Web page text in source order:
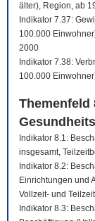
älter), Region, ab
Indikator 7.37:
100.000
2000
Indikator 7.38:
100.000
Themenfeld
Indikator 8.1:
insgesamt,
Indikator 8.2:
Einrichtungen und
Vollzeit- und
Indikator 8.3: